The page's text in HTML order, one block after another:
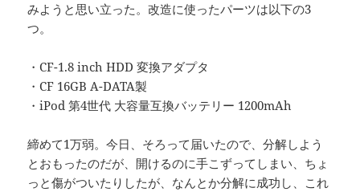
みようと思い立った。改造に使ったパーツは以下の3
つ。
・CF-1.8 inch HDD 変換アダプタ
・CF 16GB A-DATA製
・iPod 第4世代 大容量互換バッテリー 1200mAh
締めて1万弱。今日、そろって届いたので、分解しよう
とおもったのだが、開けるのに手こずってしまい、ちょ
っと傷がついたりしたが、なんとか分解に成功し、これ